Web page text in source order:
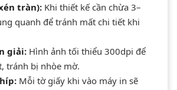
tràn): Khi thiết kế cần chừa 3–
quanh để tránh mất chi tiết khi
giải: Hình ảnh tối thiểu 300dpi để
tránh bị nhòe mờ.
Mỗi tờ giấy khi vào máy in sẽ